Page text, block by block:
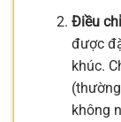
Điều
được
khúc.
không